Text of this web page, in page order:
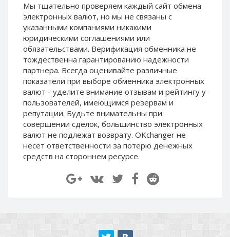
Мы тщательно проверяем каждый сайт обмена
электронных валют, но мы не связаны c
указанными компаниями никакими
юридическими соглашениями или
обязательствами. Верификация обменника не
тождественна гарантированию надежности
партнера. Всегда оценивайте различные
показатели при выборе обменника электронных
валют - уделите внимание отзывам и рейтингу у
пользователей, имеющимся резервам и
репутации. Будьте внимательны при
совершении сделок, большинство электронных
валют не подлежат возврату. OKchanger не
несет ответственности за потерю денежных
средств на стороннем ресурсе.
Paymer RUB
Paymer UAH
Capitalist USD
Capitalist RUB
Capitalist EUR
Payoneer USD
Payoneer EUR
Revolut Binance USD
(BUSD)
Revolut USD
Revolut EUR
Piastrix USD
Paymer RUB
Paymer UAH
Capitalist USD
Capitalist RUB
Capitalist EUR
Payoneer USD
Payoneer EUR
Revolut Binance USD
(BUSD)
Revolut USD
Revolut EUR
Revolut GBP